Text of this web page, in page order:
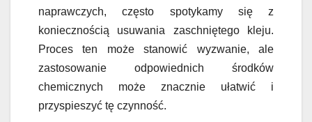
naprawczych, często spotykamy się z
koniecznością usuwania zaschniętego kleju.
Proces ten może stanowić wyzwanie, ale
zastosowanie odpowiednich środków
chemicznych może znacznie ułatwić i
przyspieszyć tę czynność.